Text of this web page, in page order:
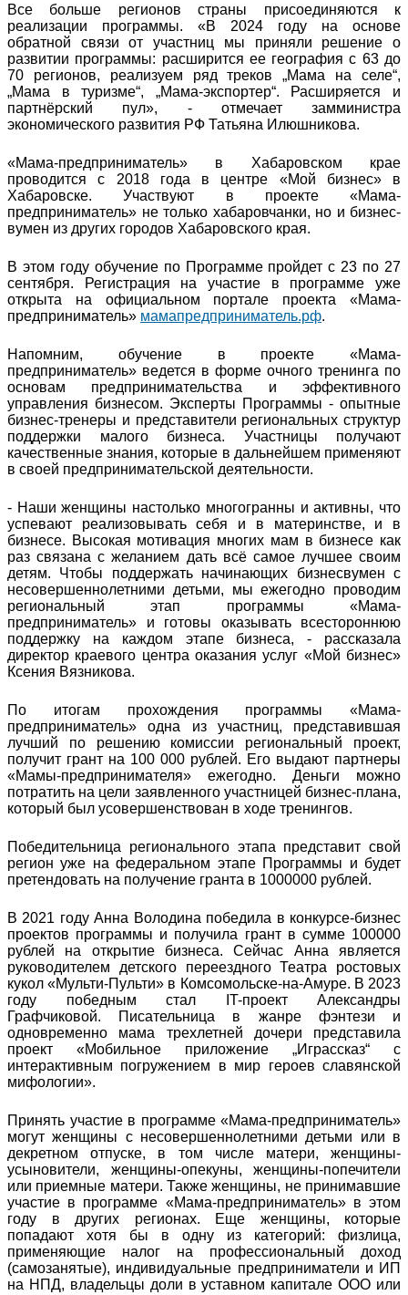
Все больше регионов страны присоединяются к
реализации программы. «В 2024 году на основе
обратной связи от участниц мы приняли решение о
развитии программы: расширится ее география с 63 до
70 регионов, реализуем ряд треков „Мама на селе“,
„Мама в туризме“, „Мама-экспортер“. Расширяется и
партнёрский пул», - отмечает замминистра
экономического развития РФ Татьяна Илюшникова.
«Мама-предприниматель» в Хабаровском крае
проводится с 2018 года в центре «Мой бизнес» в
Хабаровске. Участвуют в проекте «Мама-
предприниматель» не только хабаровчанки, но и бизнес-
вумен из других городов Хабаровского края.
В этом году обучение по Программе пройдет с 23 по 27
сентября. Регистрация на участие в программе уже
открыта на официальном портале проекта «Мама-
предприниматель» мамапредприниматель.рф.
Напомним, обучение в проекте «Мама-
предприниматель» ведется в форме очного тренинга по
основам предпринимательства и эффективного
управления бизнесом. Эксперты Программы - опытные
бизнес-тренеры и представители региональных структур
поддержки малого бизнеса. Участницы получают
качественные знания, которые в дальнейшем применяют
в своей предпринимательской деятельности.
- Наши женщины настолько многогранны и активны, что
успевают реализовывать себя и в материнстве, и в
бизнесе. Высокая мотивация многих мам в бизнесе как
раз связана с желанием дать всё самое лучшее своим
детям. Чтобы поддержать начинающих бизнесвумен с
несовершеннолетними детьми, мы ежегодно проводим
региональный этап программы «Мама-
предприниматель» и готовы оказывать всестороннюю
поддержку на каждом этапе бизнеса, - рассказала
директор краевого центра оказания услуг «Мой бизнес»
Ксения Вязникова.
По итогам прохождения программы «Мама-
предприниматель» одна из участниц, представившая
лучший по решению комиссии региональный проект,
получит грант на 100 000 рублей. Его выдают партнеры
«Мамы-предпринимателя» ежегодно. Деньги можно
потратить на цели заявленного участницей бизнес-плана,
который был усовершенствован в ходе тренингов.
Победительница регионального этапа представит свой
регион уже на федеральном этапе Программы и будет
претендовать на получение гранта в 1000000 рублей.
В 2021 году Анна Володина победила в конкурсе-бизнес
проектов программы и получила грант в сумме 100000
рублей на открытие бизнеса. Сейчас Анна является
руководителем детского переездного Театра ростовых
кукол «Мульти-Пульти» в Комсомольске-на-Амуре. В 2023
году победным стал IT-проект Александры
Графчиковой. Писательница в жанре фэнтези и
одновременно мама трехлетней дочери представила
проект «Мобильное приложение „Играссказ“ с
интерактивным погружением в мир героев славянской
мифологии».
Принять участие в программе «Мама-предприниматель»
могут женщины с несовершеннолетними детьми или в
декретном отпуске, в том числе матери, женщины-
усыновители, женщины-опекуны, женщины-попечители
или приемные матери. Также женщины, не принимавшие
участие в программе «Мама-предприниматель» в этом
году в других регионах. Еще женщины, которые
попадают хотя бы в одну из категорий: физлица,
применяющие налог на профессиональный доход
(самозанятые), индивидуальные предприниматели и ИП
на НПД, владельцы доли в уставном капитале ООО или